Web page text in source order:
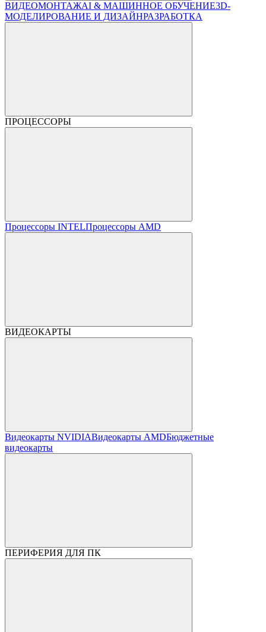
ВИДЕОМОНТАЖAI & МАШИННОЕ ОБУЧЕНИЕ3D-
МОДЕЛИРОВАНИЕ И ДИЗАЙНРАЗРАБОТКА
ПРОЦЕССОРЫ
Процессоры INTELПроцессоры AMD
ВИДЕОКАРТЫ
Видеокарты NVIDIAВидеокарты AMDБюджетные
видеокарты
ПЕРИФЕРИЯ ДЛЯ ПК